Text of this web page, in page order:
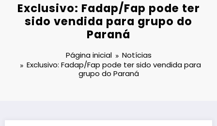
Exclusivo: Fadap/Fap pode ter
sido vendida para grupo do
Paraná
Página inicial
Notícias
Exclusivo: Fadap/Fap pode ter sido vendida para
grupo do Paraná